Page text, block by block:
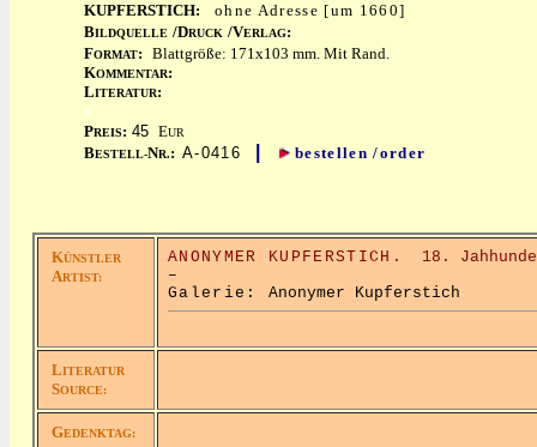
KUPFERSTICH:
ohne Adresse [um 1660]
BILDQUELLE /DRUCK /VERLAG:
FORMAT: Blattgröße: 171x103 mm. Mit Rand.
KOMMENTAR:
LITERATUR:
x
PREIS: 45 EUR
BESTELL-NR.: A-0416 bestellen /order
KÜNSTLER
ARTIST:
ANONYMER KUPFERSTICH.
18.
–
Galerie: Anonymer Kupferstich
LITERATUR
SOURCE:
GEDENKTAG: